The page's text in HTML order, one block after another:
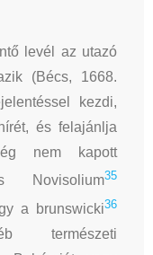
levél az utazó
(Bécs, 1668.
kezdi,
és felajánlja
nem kapott
Novisolium35
a brunswicki36
természeti